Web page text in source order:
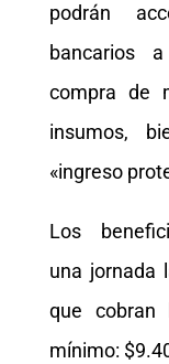
podrán
bancarios
compra de
insumos,
«ingreso
Los
una jornada
que
mínimo: